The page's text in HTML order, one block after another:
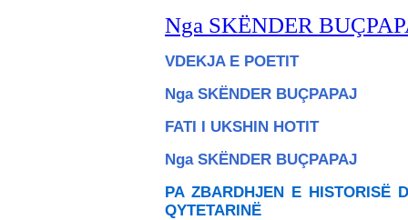
Nga SKËNDER BU
VDEKJA E POETIT
Nga SKËNDER BUÇPAPAJ
FATI I UKSHIN HOTIT
Nga SKËNDER BUÇPAPAJ
PA ZBARDHJEN E HISTORISË
QYTETARINË